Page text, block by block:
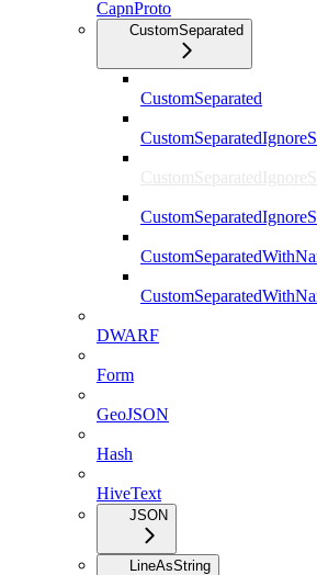
CapnProto
CustomSeparated
CustomSeparated
DWARF
Form
GeoJSON
Hash
HiveText
JSON
LineAsString